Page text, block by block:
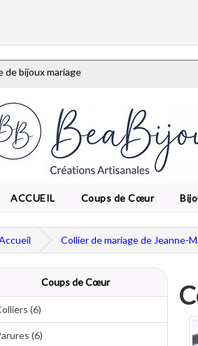
de bijoux mariage
ACCUEIL Coups de Cœur
Collier de mariage de Jeanne-
Coups de Cœur
(6)
(6)